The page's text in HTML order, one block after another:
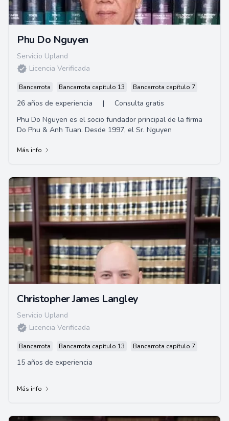
Phu Do Nguyen
Servicio Upland
Licencia Verificada
Bancarrota Bancarrota capítulo 13 Bancarrota capítulo 7
26 años de experiencia |
Consulta gratis
Phu Do Nguyen es el socio fundador principal de la firma
Do Phu & Anh Tuan. Desde 1997, el Sr. Nguyen
Más info
Christopher James Langley
Servicio Upland
Licencia Verificada
Bancarrota Bancarrota capítulo 13 Bancarrota capítulo 7
15 años de experiencia
Más info